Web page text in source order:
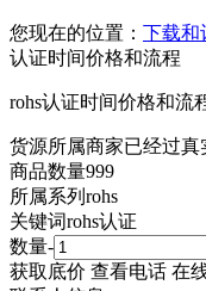
您现在的位置： 下载和
认证时间价格和流程
rohs认证时间价格和流
货源所属商家已经过真
商品数量999
所属系列 rohs
关键词rohs认证
数量-
获取底价 查看电话 在